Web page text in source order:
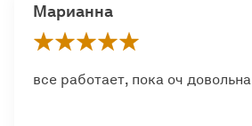
Марианна
все работает, пока оч довольна